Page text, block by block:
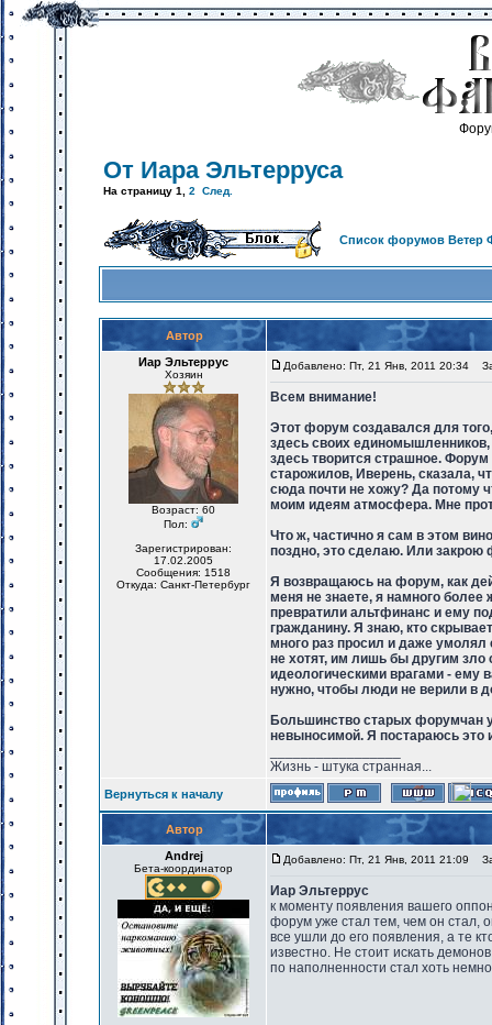
От Иара Эльтерруса
На страницу 1 2 След.
Список форумов Ветер
Автор
Иар Эльтеррус
Хозяин
Возраст: 60
Пол:
Зарегистрирован:
17.02.2005
Сообщения: 1518
Откуда: Санкт-Петербург
Добавлено: Пт, 21 Янв, 2011 20:34
Всем внимание!
Этот форум создавался для
здесь своих единомышленников,
здесь творится страшное.
старожилов, Иверень, сказала,
сюда почти не хожу? Да потому
моим идеям атмосфера. Мне
Что ж, частично я сам в этом
поздно, это сделаю. Или закрою
Я возвращаюсь на форум, как
меня не знаете, я намного
превратили альтфинанс и ему
гражданину. Я знаю, кто
много раз просил и даже умолял
не хотят, им лишь бы другим
идеологическими врагами - ему
нужно, чтобы люди не верили в
Большинство старых форумчан
невыносимой. Я постараюсь это
Жизнь - штука странная...
Вернуться к началу
Автор
Andrej
Бета-координатор
Добавлено: Пт, 21 Янв, 2011 21:09
Иар Эльтеррус
к моменту появления вашего
форум уже стал тем, чем он стал,
все ушли до его появления, а те
известно. Не стоит искать
по наполненности стал хоть